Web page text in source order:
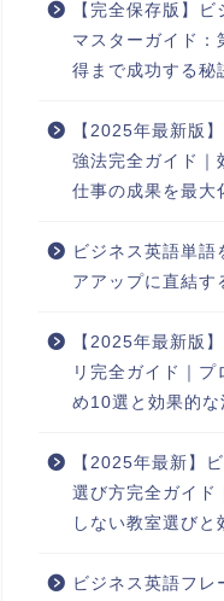
【完全保存版】
マスターガイド：
得まで成功する秘
【2025年最新版
強法完全ガイド｜
仕事の成果を最大
ビジネス英語単語
アアップに直結す
【2025年最新版
リ完全ガイド｜プ
め10選と効果的な
【2025年最新】
選び方完全ガイド
しない教室選びと
ビジネス英語フレ